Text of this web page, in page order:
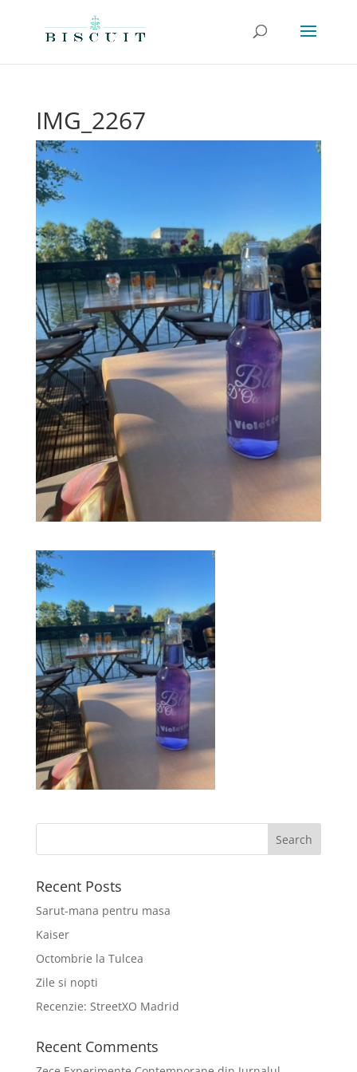
IMG_2267
Recent Posts
Sarut-mana pentru masa
Kaiser
Octombrie la Tulcea
Zile si nopti
Recenzie: StreetXO Madrid
Recent Comments